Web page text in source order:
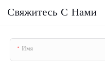
Свяжитесь С Нами
Имя